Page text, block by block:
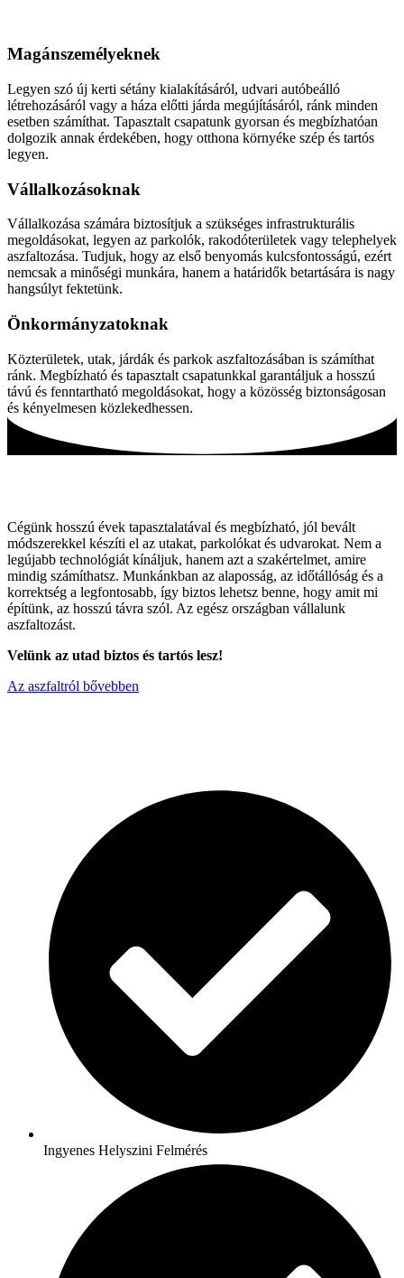
Magánszemélyeknek
Legyen szó új kerti sétány kialakításáról, udvari autóbeálló
létrehozásáról vagy a háza előtti járda megújításáról, ránk minden
esetben számíthat. Tapasztalt csapatunk gyorsan és megbízhatóan
dolgozik annak érdekében, hogy otthona környéke szép és tartós
legyen.
Vállalkozásoknak
Vállalkozása számára biztosítjuk a szükséges infrastrukturális
megoldásokat, legyen az parkolók, rakodóterületek vagy telephelyek
aszfaltozása. Tudjuk, hogy az első benyomás kulcsfontosságú, ezért
nemcsak a minőségi munkára, hanem a határidők betartására is nagy
hangsúlyt fektetünk.
Önkormányzatoknak
Közterületek, utak, járdák és parkok aszfaltozásában is számíthat
ránk. Megbízható és tapasztalt csapatunkkal garantáljuk a hosszú
távú és fenntartható megoldásokat, hogy a közösség biztonságosan
és kényelmesen közlekedhessen.
Cégünk hosszú évek tapasztalatával és megbízható, jól bevált
módszerekkel készíti el az utakat, parkolókat és udvarokat. Nem a
legújabb technológiát kínáljuk, hanem azt a szakértelmet, amire
mindig számíthatsz. Munkánkban az alaposság, az időtállóság és a
korrektség a legfontosabb, így biztos lehetsz benne, hogy amit mi
építünk, az hosszú távra szól. Az egész országban vállalunk
aszfaltozást.
Velünk az utad biztos és tartós lesz!
Az aszfaltról bővebben
Ingyenes Helyszini Felmérés